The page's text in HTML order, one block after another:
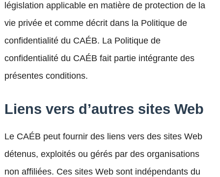
législation applicable en matière de protection de la
vie privée et comme décrit dans la Politique de
confidentialité du CAÉB. La Politique de
confidentialité du CAÉB fait partie intégrante des
présentes conditions.
Liens vers d’autres sites Web
Le CAÉB peut fournir des liens vers des sites Web
détenus, exploités ou gérés par des organisations
non affiliées. Ces sites Web sont indépendants du